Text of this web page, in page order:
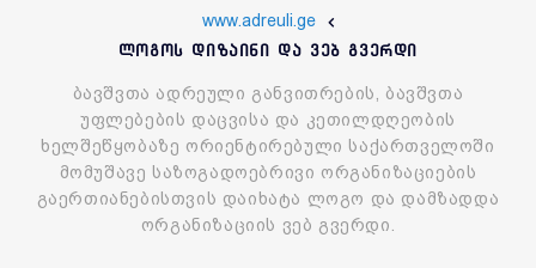
www.adreuli.ge
ლოგოს დიზაინი და ვებ გვერდი
ბავშვთა ადრეული განვითრების, ბავშვთა
უფლებების დაცვისა და კეთილდღეობის
ხელშეწყობაზე ორიენტირებული საქართველოში
მომუშავე საზოგადოებრივი ორგანიზაციების
გაერთიანებისთვის დაიხატა ლოგო და დამზადდა
ორგანიზაციის ვებ გვერდი.